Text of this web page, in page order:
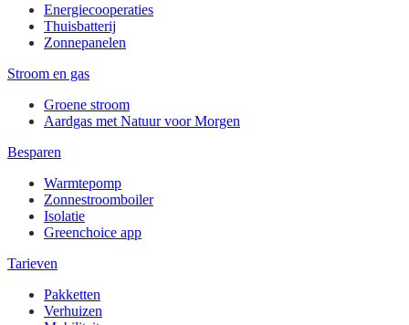
Energiecooperaties
Thuisbatterij
Zonnepanelen
Stroom en gas
Groene stroom
Aardgas met Natuur voor Morgen
Besparen
Warmtepomp
Zonnestroomboiler
Isolatie
Greenchoice app
Tarieven
Pakketten
Verhuizen